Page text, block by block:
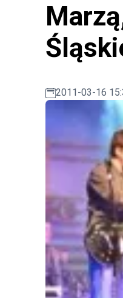
2011-03-16